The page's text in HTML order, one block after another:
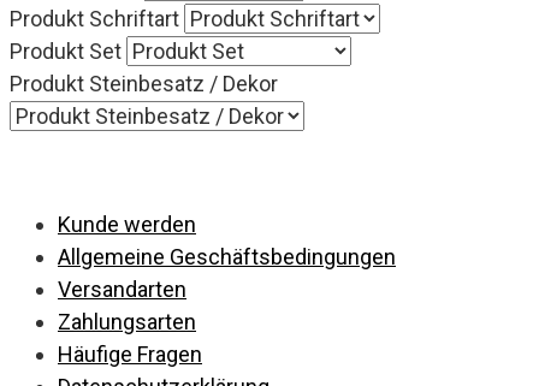
Produkt Schriftart
Produkt Set
Produkt Steinbesatz / Dekor
Kunde werden
Allgemeine Geschäftsbedingungen
Versandarten
Zahlungsarten
Häufige Fragen